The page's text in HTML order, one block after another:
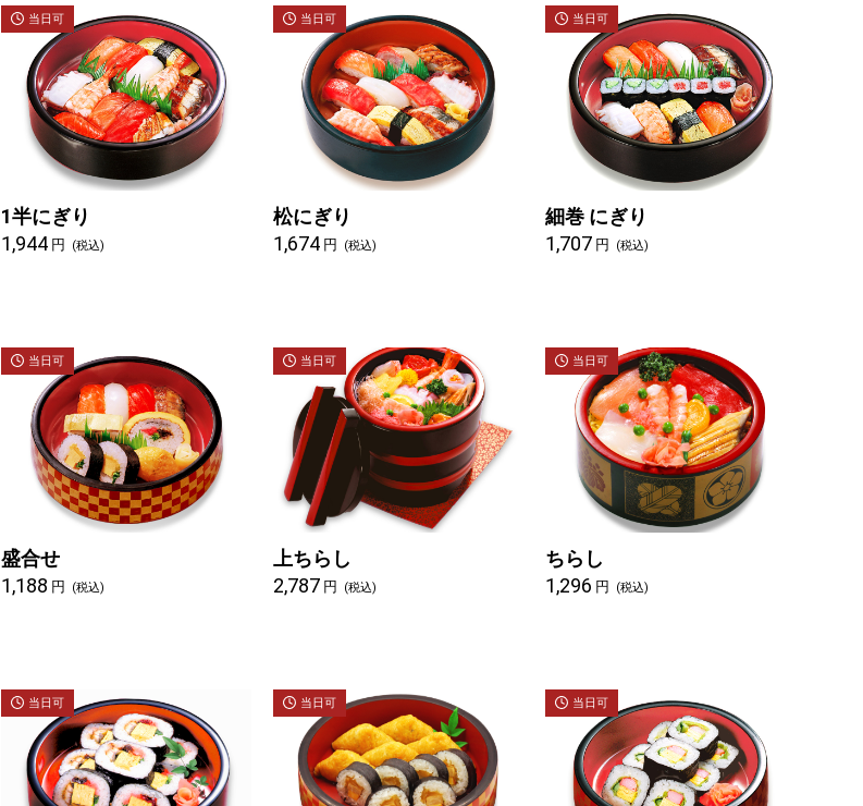
当日可
1半にぎり
1,944 円 (税込)
当日可
松にぎり
1,674 円 (税込)
当日可
細巻 にぎり
1,707 円 (税込)
当日可
盛合せ
1,188 円 (税込)
当日可
上ちらし
2,787 円 (税込)
当日可
ちらし
1,296 円 (税込)
当日可 当日可 当日可